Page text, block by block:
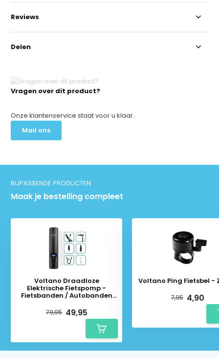
Vragen over dit product?
Onze klantenservice staat voor u klaar.
Mail ons
Reviews
Delen
BIJPASSENDE PRODUCTEN
Maak je bestelling compleet
Voltano Draadloze
Elektrische Fietspomp -
Fietsbanden / Autobanden
79,95 49,95
Voltano Ping Fietsbel -
7,95 4,90